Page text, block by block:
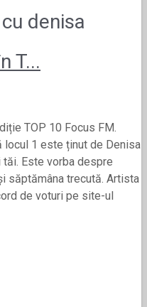
denisa
T...
TOP 10 Focus FM.
locul 1 este ținut de Denisa
Este vorba despre
săptămâna trecută. Artista
de voturi pe site-ul